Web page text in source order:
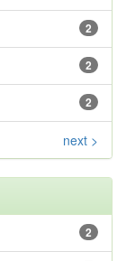
2
2
2
next >
2